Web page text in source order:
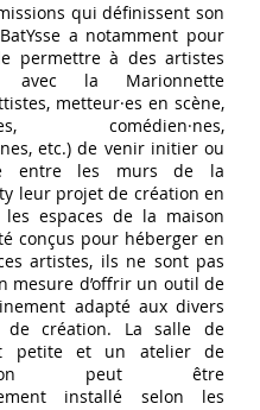
qui définissent son
a notamment pour
permettre à des artistes
la Marionnette
metteur·es en scène,
comédien·nes,
etc.) de venir initier ou
entre les murs de la
leur projet de création en
espaces de la maison
conçus pour héberger en
artistes, ils ne sont pas
mesure d’offrir un outil de
adapté aux divers
de création. La salle de
petite et un atelier de
peut être
installé selon les